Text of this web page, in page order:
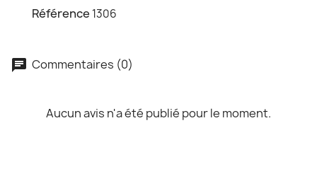
Référence 1306
chat Commentaires (0)
Aucun avis n'a été publié pour le moment.